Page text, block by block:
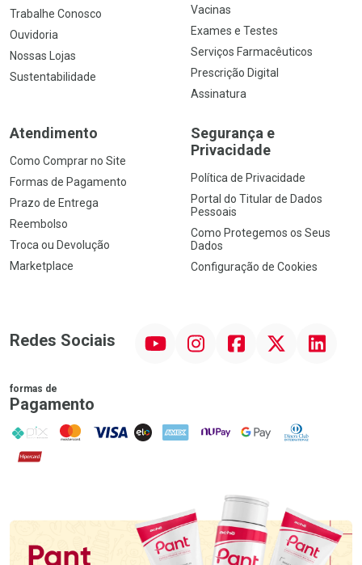
Trabalhe Conosco
Ouvidoria
Nossas Lojas
Sustentabilidade
Vacinas
Exames e Testes
Serviços Farmacêuticos
Prescrição Digital
Assinatura
Atendimento
Como Comprar no Site
Formas de Pagamento
Prazo de Entrega
Reembolso
Troca ou Devolução
Marketplace
Segurança e
Privacidade
Política de Privacidade
Portal do Titular de Dados
Pessoais
Como Protegemos os Seus
Dados
Configuração de Cookies
Redes Sociais InstagramFacebook Linkedin
formas de
Pagamento
PIX MasterCard
VISA ELO AMEX NuPay Google PayDiners Club
Hipercard
Promoção em Destaque